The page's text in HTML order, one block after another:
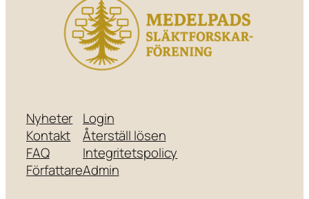
Nyheter
Kontakt
FAQ
Författare
Login
Återställ lösen
Integritetspolicy
Admin